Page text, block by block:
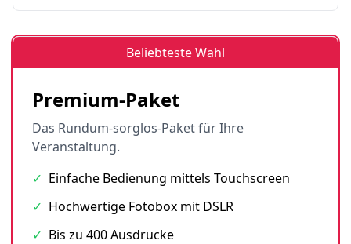
Beliebteste Wahl
Premium-Paket
Das Rundum-sorglos-Paket für Ihre
Veranstaltung.
✓ Einfache Bedienung mittels Touchscreen
✓ Hochwertige Fotobox mit DSLR
✓ Bis zu 400 Ausdrucke